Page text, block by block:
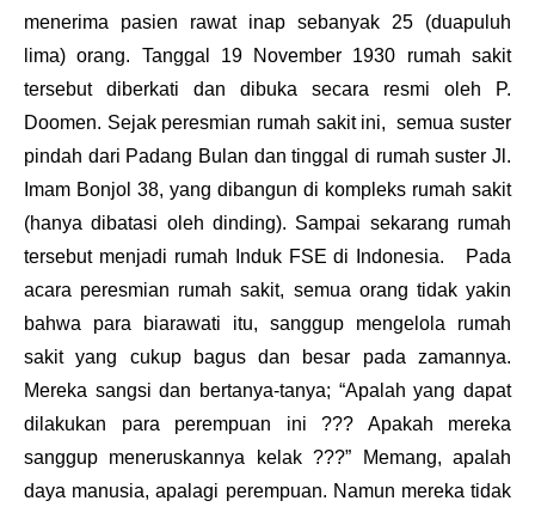
menerima pasien rawat inap sebanyak 25 (duapuluh
lima) orang. Tanggal 19 November 1930 rumah sakit
tersebut diberkati dan dibuka secara resmi oleh
P.
Doomen. Sejak peresmian rumah sakit ini, semua suster
pindah dari Padang Bulan dan tinggal di rumah suster Jl.
Imam Bonjol 38, yang dibangun di kompleks rumah sakit
(hanya dibatasi oleh dinding). Sampai sekarang rumah
tersebut menjadi rumah Induk FSE di Indonesia. Pada
acara peresmian rumah sakit, semua orang tidak yakin
bahwa para biarawati itu, sanggup mengelola rumah
sakit yang cukup bagus dan besar pada zamannya.
Mereka sangsi dan bertanya-tanya; “Apalah yang dapat
dilakukan para perempuan ini ??? Apakah mereka
sanggup meneruskannya kelak ???” Memang, apalah
daya manusia, apalagi perempuan. Namun mereka tidak